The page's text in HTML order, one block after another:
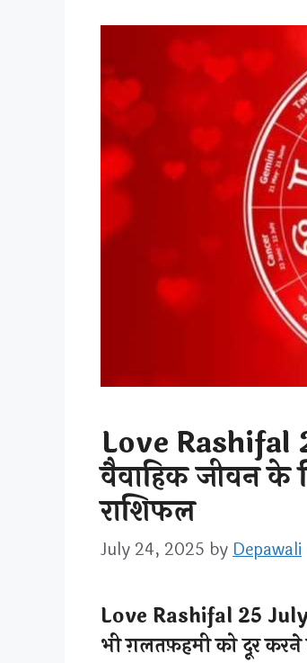
Love
वैवाहिक जीवन के
राशिफल
July 24, 2025 byDepawali
Love Rashifal 25
भी ग़लतफ़हमी को दूर करने